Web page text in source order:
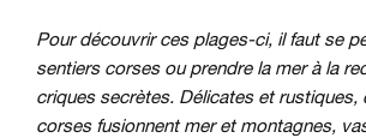
Pour découvrir ces plages-ci, il faut se
sentiers corses ou prendre la mer à la
criques secrètes. Délicates et rustiques,
corses fusionnent mer et montagnes,